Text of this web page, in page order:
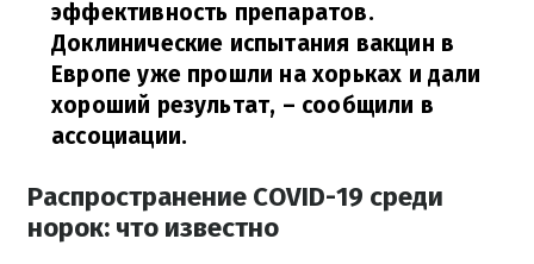
эффективность препаратов.
Доклинические испытания вакцин в
Европе уже прошли на хорьках и дали
хороший результат, – сообщили в
ассоциации.
Распространение COVID-19 среди
норок: что известно